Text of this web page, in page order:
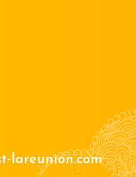
lareunion.com